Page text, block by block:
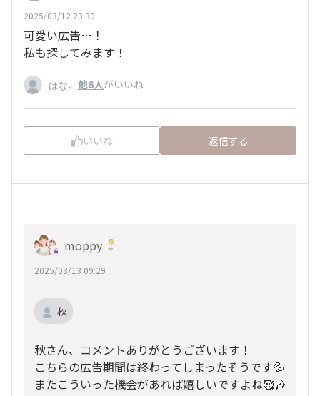
2025/03/12 23:30
可愛い広告…！
私も探してみます！
はな、 他6人がいいね
いいね 返信する
moppy
2025/03/13 09:29
秋
秋さん、コメントありがとうございます！
こちらの広告期間は終わってしまったそうです💦
またこういった機会があれば嬉しいですよね🥰🎶